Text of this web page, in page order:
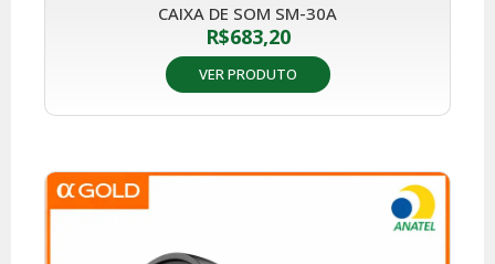
CAIXA DE SOM SM-30A
R$683,20
VER PRODUTO